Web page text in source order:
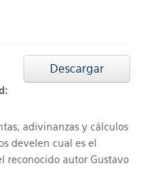
Descargar
adivinanzas y cálculos
develen cual es el
reconocido autor Gustavo